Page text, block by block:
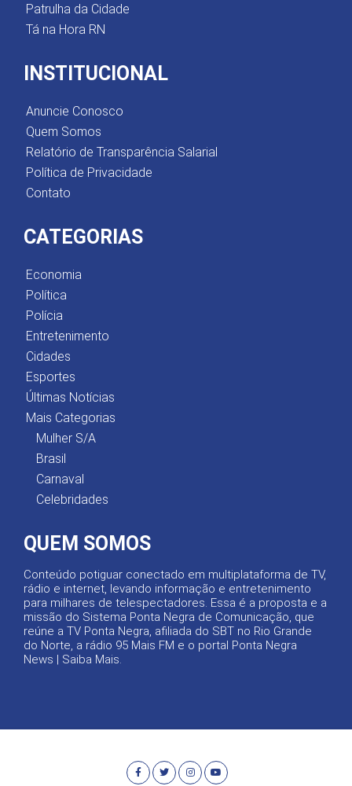
Patrulha da Cidade
Tá na Hora RN
INSTITUCIONAL
Anuncie Conosco
Quem Somos
Relatório de Transparência Salarial
Política de Privacidade
Contato
CATEGORIAS
Economia
Política
Polícia
Entretenimento
Cidades
Esportes
Últimas Notícias
Mais Categorias
Mulher S/A
Brasil
Carnaval
Celebridades
QUEM SOMOS
Conteúdo potiguar conectado em multiplataforma de TV,
rádio e internet, levando informação e entretenimento
para milhares de telespectadores. Essa é a proposta e a
missão do Sistema Ponta Negra de Comunicação, que
reúne a TV Ponta Negra, afiliada do SBT no Rio Grande
do Norte, a rádio 95 Mais FM e o portal Ponta Negra
News | Saiba Mais